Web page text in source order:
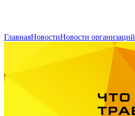
ГлавнаяНовостиНовости организаций